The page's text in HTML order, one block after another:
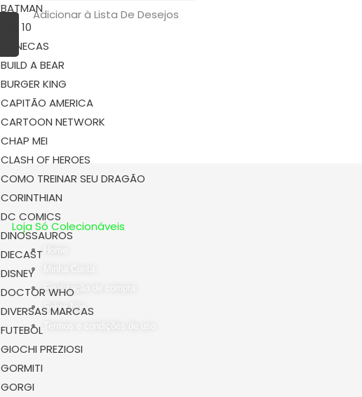
BATMAN
BEN 10
BONECAS
BUILD A BEAR
BURGER KING
CAPITÃO AMERICA
CARTOON NETWORK
CHAP MEI
CLASH OF HEROES
COMO TREINAR SEU DRAGÃO
CORINTHIAN
DC COMICS
DINOSSAUROS
DIECAST
DISNEY
DOCTOR WHO
DIVERSAS MARCAS
FUTEBOL
GIOCHI PREZIOSI
GORMITI
GORGI
Adicionar à Lista De Desejos
Loja Só Colecionáveis
Home
Minha Conta
Finalização de compra
Sobre Nós
Termos e condições de uso